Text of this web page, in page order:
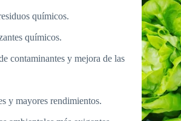
químicos.
químicos.
contaminantes y mejora de las
y mayores rendimientos.